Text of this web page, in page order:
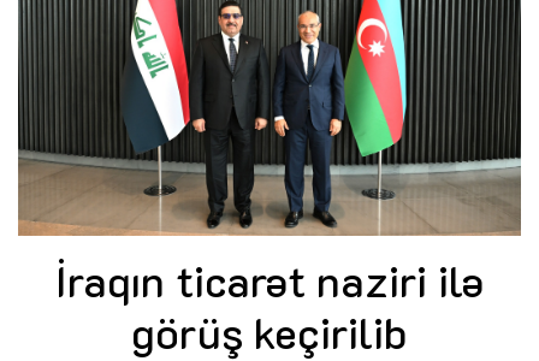
İraqın ticarət naziri ilə
görüş keçirilib